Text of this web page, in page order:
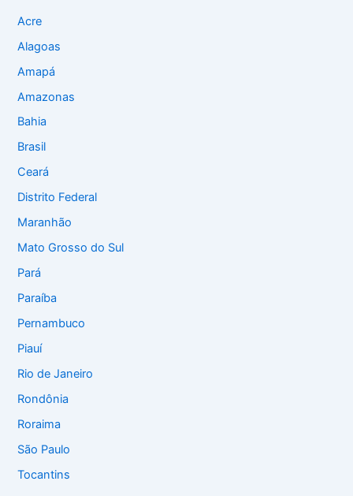
Acre
Alagoas
Amapá
Amazonas
Bahia
Brasil
Ceará
Distrito Federal
Maranhão
Mato Grosso do Sul
Pará
Paraíba
Pernambuco
Piauí
Rio de Janeiro
Rondônia
Roraima
São Paulo
Tocantins